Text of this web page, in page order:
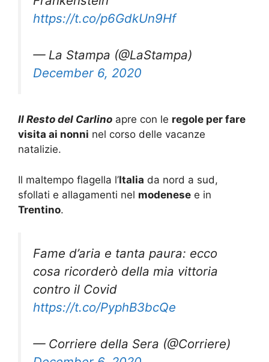
https://t.co/p6GdkUn9Hf
— La Stampa (@LaStampa)
December 6, 2020
Il Resto del Carlino apre con le regole per fare
visita ai nonni nel corso delle vacanze
natalizie.
Il maltempo flagella l’Italia da nord a sud,
sfollati e allagamenti nel modenese e in
Trentino.
Fame d’aria e tanta paura: ecco
cosa ricorderò della mia vittoria
contro il Covid
https://t.co/PyphB3bcQe
— Corriere della Sera (@Corriere)